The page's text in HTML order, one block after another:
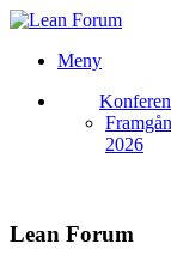
Meny
2026
Lean Forum